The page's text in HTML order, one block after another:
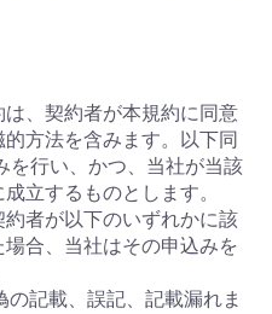
、契約者が本規約に同意
方法を含みます。以下同
を行い、かつ、当社が当該
立するものとします。
者が以下のいずれかに該
合、当社はその申込みを
記載、誤記、記載漏れま